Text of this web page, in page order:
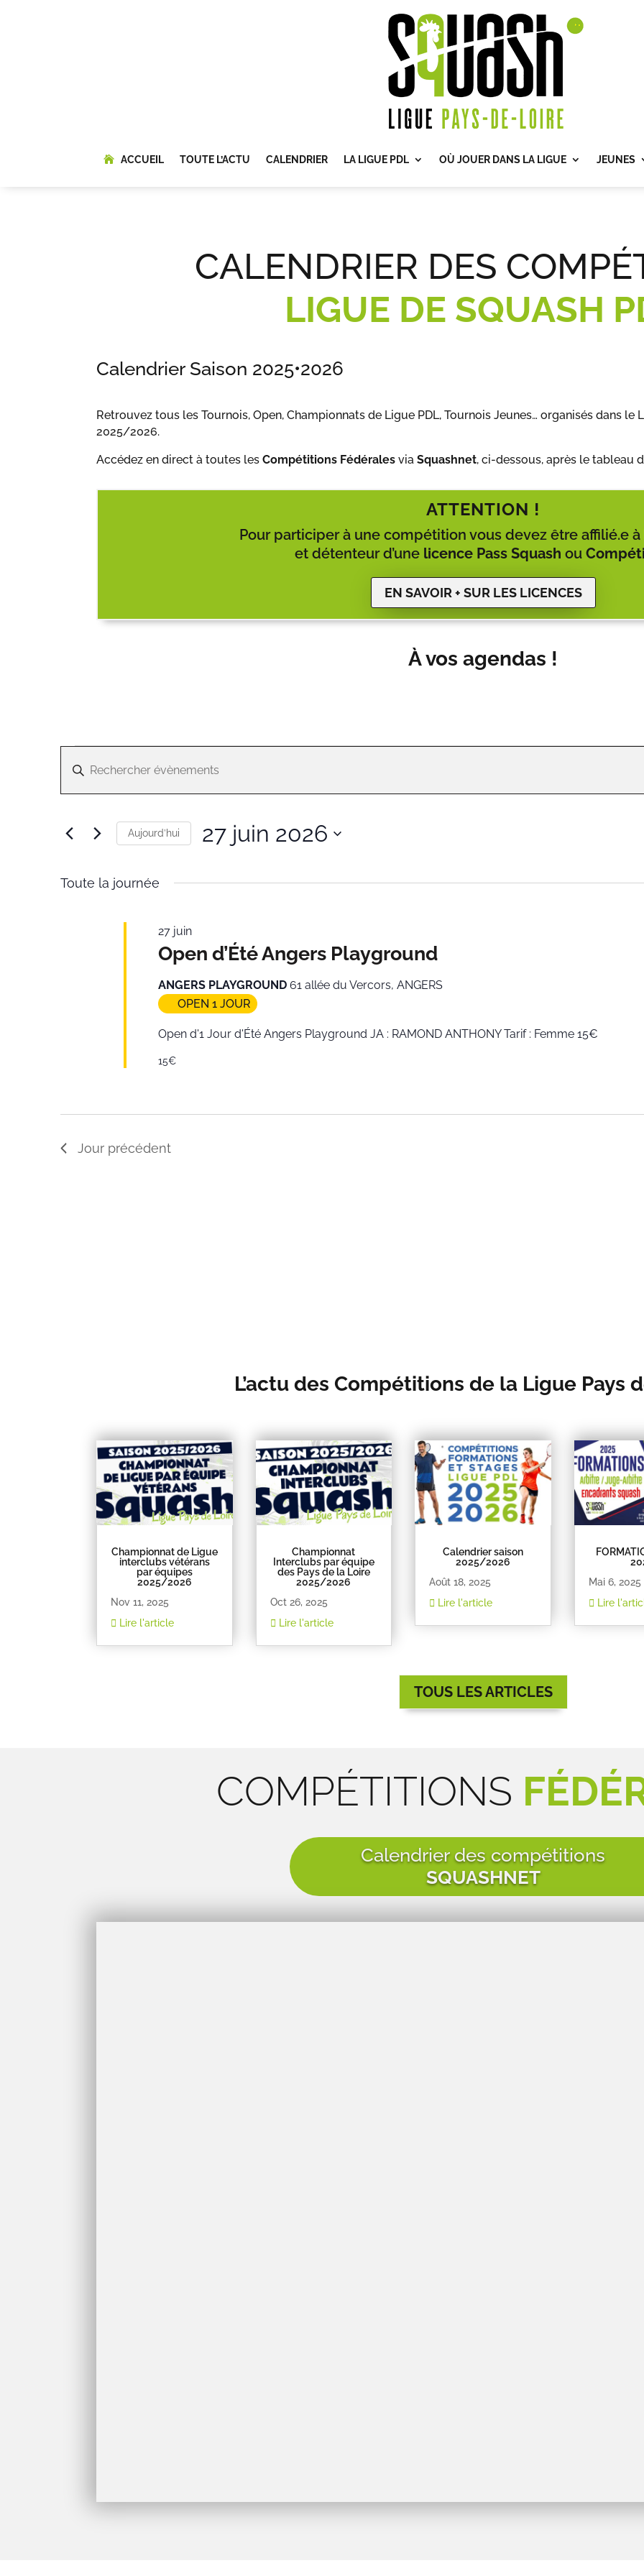
ACCUEIL TOUTE L’ACTU CALENDRIER LA LIGUE PDL OÙ JOUER DANS LA LIGUE JEUNES
CALENDRIER DES
LIGUE DE SQUASH
Calendrier Saison 2025•2026
Retrouvez tous les Tournois, Open, Championnats de Ligue PDL, Tournois Jeunes… organisés dans le
2025/2026.
Accédez en direct à toutes lesCompétitions Fédérales viaSquashnet, ci-dessous, après le tableau
ATTENTION !
Pour participer à une compétition vous devez être affilié.e à
et détenteur d’une licence Pass Squash ou
EN SAVOIR + SUR LES LICENCES
À vos agendas !
for
27
juin
2026
et
navigation
vues
Évènements
Saisir
mot-
clé.
Évènements
clé.
Aujourd’hui 27 juin 2026
Toute la journée
Open d’Été Angers Playground
27 juin
ANGERS PLAYGROUND 61 allée du Vercors, ANGERS
OPEN 1 JOUR
Open d'1 Jour d'Été Angers Playground JA : RAMOND ANTHONY Tarif : Femme 15€
15€
Jour précédent
L’actu des Compétitions de la Ligue Pays
Championnat de Ligue
interclubs vétérans
par équipes
2025/2026
Nov 11, 2025
Lire l'article
Championnat
Interclubs par équipe
des Pays de la Loire
2025/2026
Oct 26, 2025
Lire l'article
Calendrier saison
2025/2026
Août 18, 2025
Lire l'article
Mai 6, 2025
Lire
TOUS LES ARTICLES
COMPÉTITIONS
Calendrier des compétitions
SQUASHNET